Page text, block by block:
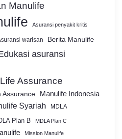
Manulife
Asuransi penyakit kritis
warisan Berita Manulife
asuransi
Assurance
Assurance Manulife Indonesia
Syariah MDLA
Plan B MDLA Plan C
Mission Manulife